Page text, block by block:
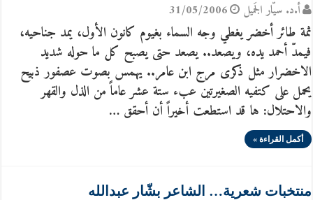
أ.د. سيّار الجَميل 31/05/2006
ثمة طائر أخضر يغطي وجه السماء بغيوم كانون الأول، يمد جناحيه،
فيمدّ أحمد يده، ويصعد.. يصعد حتى يصبح كل ما حوله شديد
الاخضرار مثل ذكرى مرج ابن عامر.. يهمس بصوت عصفور ذبيح
يحمل على كتفيه الصغيرتين عبء ستة عشر عاماً من الذل والقهر
والاحتلال: ها قد استطعت أخيراً أن أحقق …
أكمل القراءة »
منتخبات شعرية… الشاعر بشّار عبدالله